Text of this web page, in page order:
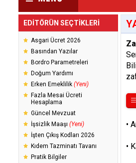
EDİTÖRÜN SEÇTİKLERİ
Asgari Ücret 2026
Basından Yazılar
Bordro Parametreleri
Doğum Yardımı
Erken Emeklilik (Yeni)
Fazla Mesai Ücreti
Hesaplama
Güncel Mevzuat
İşsizlik Maaşı (Yeni)
İşten Çıkış Kodları 2026
Kıdem Tazminatı Tavanı
Pratik Bilgiler
•
•